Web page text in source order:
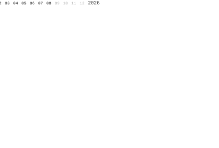
03 04 05 06 07 08 09 10 11 12 2026